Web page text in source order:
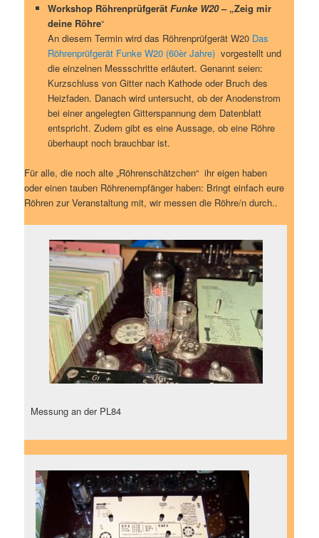
Workshop RöhrenprüfgerätFunke W20– „Zeig mir
deine Röhre“
An diesem Termin wird das Röhrenprüfgerät W20 Das
Röhrenprüfgerät Funke W20 (60èr Jahre) vorgestellt und
die einzelnen Messschritte erläutert. Genannt seien:
Kurzschluss von Gitter nach Kathode oder Bruch des
Heizfaden. Danach wird untersucht, ob der Anodenstrom
bei einer angelegten Gitterspannung dem Datenblatt
entspricht. Zudem gibt es eine Aussage, ob eine Röhre
überhaupt noch brauchbar ist.
Für alle, die noch alte „Röhrenschätzchen“ ihr eigen haben
oder einen tauben Röhrenempfänger haben: Bringt einfach eure
Röhren zur Veranstaltung mit, wir messen die Röhre/n durch..
Messung an der PL84